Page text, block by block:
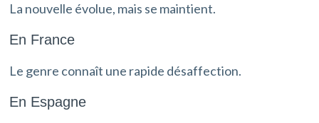
La nouvelle évolue, mais se maintient.
En France
Le genre connaît une rapide désaffection.
En Espagne